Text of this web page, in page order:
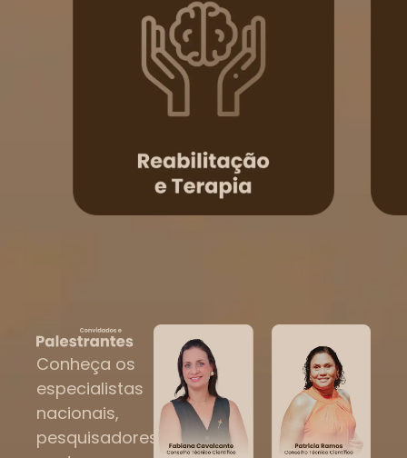
Conheça os
especialistas
nacionais,
pesquisadores,